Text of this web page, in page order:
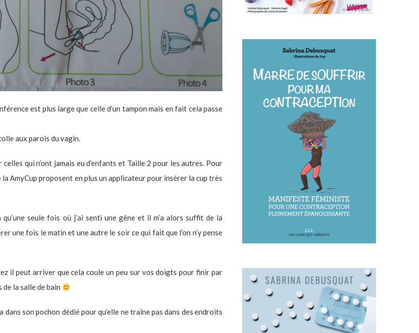
est plus large que celle d’un tampon mais en fait cela passe
aux parois du vagin.
qui n’ont jamais eu d’enfants et Taille 2 pour les autres. Pour
AmyCup proposent en plus un applicateur pour insérer la cup très
seule fois où j’ai senti une gêne et il m’a alors suffit de la
une fois le matin et une autre le soir ce qui fait que l’on n’y pense
il peut arriver que cela coule un peu sur vos doigts pour finir par
la salle de bain
son pochon dédié pour qu’elle ne traîne pas dans des endroits